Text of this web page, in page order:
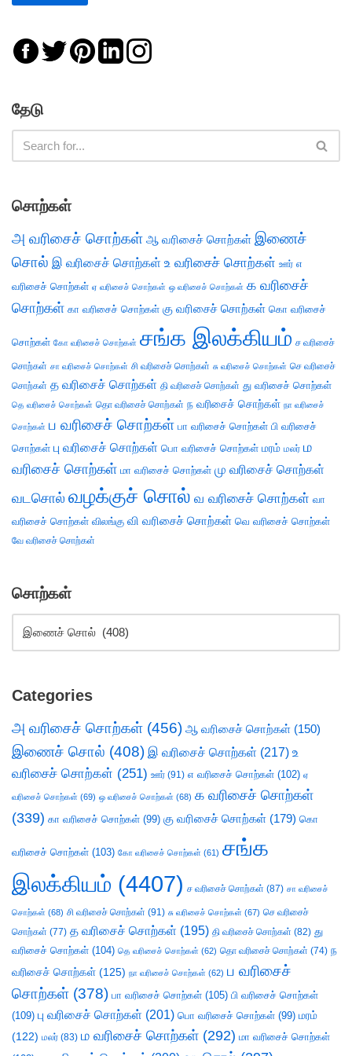
தேடு
சொற்கள்
அ வரிசைச் சொற்கள் ஆ வரிசைச் சொற்கள் இணைச்
சொல் இ வரிசைச் சொற்கள் உ வரிசைச் சொற்கள் ஊர் எ
வரிசைச் சொற்கள் ஏ வரிசைச் சொற்கள் ஒ வரிசைச் சொற்கள் க வரிசைச்
சொற்கள் கா வரிசைச் சொற்கள் கு வரிசைச் சொற்கள் கொ வரிசைச்
சொற்கள் கோ வரிசைச் சொற்கள் சங்க இலக்கியம் ச வரிசைச்
சொற்கள் சா வரிசைச் சொற்கள் சி வரிசைச் சொற்கள் சு வரிசைச் சொற்கள் செ வரிசைச்
சொற்கள் த வரிசைச் சொற்கள் தி வரிசைச் சொற்கள் து வரிசைச் சொற்கள்
தெ வரிசைச் சொற்கள் தொ வரிசைச் சொற்கள் ந வரிசைச் சொற்கள் நா வரிசைச்
சொற்கள் ப வரிசைச் சொற்கள் பா வரிசைச் சொற்கள் பி வரிசைச்
சொற்கள் பு வரிசைச் சொற்கள் பொ வரிசைச் சொற்கள் மரம் மலர் ம
வரிசைச் சொற்கள் மா வரிசைச் சொற்கள் மு வரிசைச் சொற்கள்
வடசொல் வழக்குச் சொல் வ வரிசைச் சொற்கள் வா
வரிசைச் சொற்கள் விலங்கு வி வரிசைச் சொற்கள் வெ வரிசைச் சொற்கள்
வே வரிசைச் சொற்கள்
சொற்கள்
Categories
அ வரிசைச் சொற்கள் (456) ஆ வரிசைச் சொற்கள் (150)
இணைச் சொல் (408) இ வரிசைச் சொற்கள் (217) உ
வரிசைச் சொற்கள் (251) ஊர் (91) எ வரிசைச் சொற்கள் (102) ஏ
வரிசைச் சொற்கள் (69) ஒ வரிசைச் சொற்கள் (68) க வரிசைச் சொற்கள்
(339) கா வரிசைச் சொற்கள் (99) கு வரிசைச் சொற்கள் (179) கொ
வரிசைச் சொற்கள் (103) கோ வரிசைச் சொற்கள் (61) சங்க
இலக்கியம் (4407) ச வரிசைச் சொற்கள் (87) சா வரிசைச்
சொற்கள் (68) சி வரிசைச் சொற்கள் (91) சு வரிசைச் சொற்கள் (67) செ வரிசைச்
சொற்கள் (77) த வரிசைச் சொற்கள் (195) தி வரிசைச் சொற்கள் (82) து
வரிசைச் சொற்கள் (104) தெ வரிசைச் சொற்கள் (62) தொ வரிசைச் சொற்கள் (74) ந
வரிசைச் சொற்கள் (125) நா வரிசைச் சொற்கள் (62) ப வரிசைச்
சொற்கள் (378) பா வரிசைச் சொற்கள் (105) பி வரிசைச் சொற்கள்
(109) பு வரிசைச் சொற்கள் (201) பொ வரிசைச் சொற்கள் (99) மரம்
(122) மலர் (83) ம வரிசைச் சொற்கள் (292) மா வரிசைச் சொற்கள்